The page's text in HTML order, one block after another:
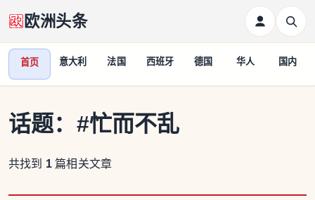
欧洲头条
首页 意大利 法国 西班牙 德国 华人 国内
话题： #忙而不乱
共找到 1 篇相关文章